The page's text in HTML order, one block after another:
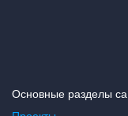
Основные разделы